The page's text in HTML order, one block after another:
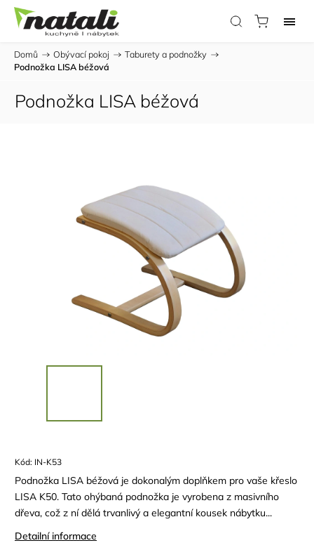
Domů / Obývací pokoj / Taburety a podnožky /
Podnožka LISA béžová
Podnožka LISA béžová
Kód: IN-K53
Podnožka LISA béžová je dokonalým doplňkem pro vaše křeslo
LISA K50. Tato ohýbaná podnožka je vyrobena z masivního
dřeva, což z ní dělá trvanlivý a elegantní kousek nábytku...
Detailní informace